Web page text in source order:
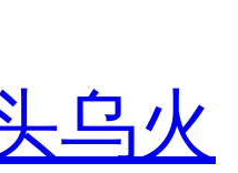
乌火